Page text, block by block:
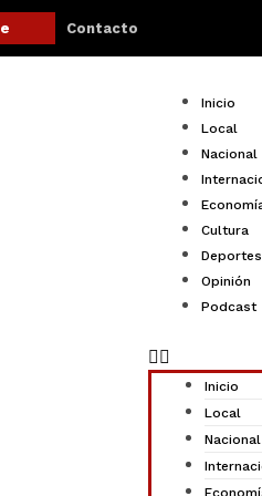
Contacto
Inicio
Local
Nacional
Cultura
Deportes
Opinión
Podcast
Menu
Inicio
Local
Nacional